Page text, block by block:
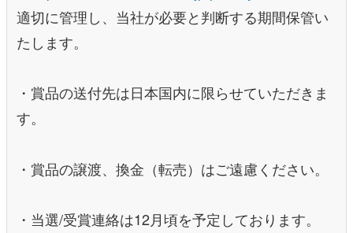
適切に管理し、当社が必要と判断する期間保管い
たします。
・賞品の送付先は日本国内に限らせていただきま
す。
・賞品の譲渡、換金（転売）はご遠慮ください。
・当選/受賞連絡は12月頃を予定しております。